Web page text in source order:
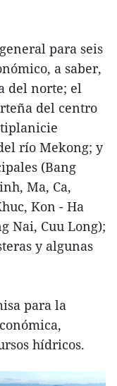
para seis
a saber,
del norte; el
del centro
río Mekong; y
(Bang
Ma, Ca,
Kon - Ha
Nai, Cuu Long);
y algunas
para la
hídricos.